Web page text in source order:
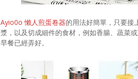
Ayio0o 懶人煎蛋卷器的用法好簡單，只要接
漿，以及切成細件的食材，例如香腸、蔬菜
早餐已經弄好。